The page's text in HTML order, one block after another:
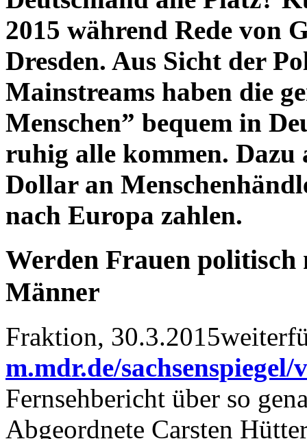
2015 während Rede von
Dresden. Aus Sicht der
Mainstreams haben die
Menschen” bequem in
ruhig alle kommen. Dazu
Dollar an
nach Europa zahlen.
Werden Frauen
Männer
Fraktion,
m.mdr.de/
Fernsehbericht über so
Abgeordnete Carsten